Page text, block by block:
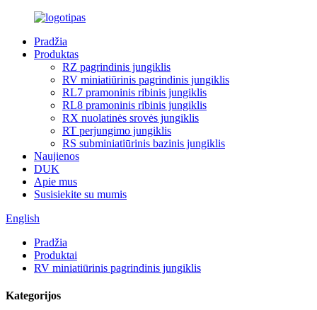
Pradžia
Produktas
RZ pagrindinis jungiklis
RV miniatiūrinis pagrindinis jungiklis
RL7 pramoninis ribinis jungiklis
RL8 pramoninis ribinis jungiklis
RX nuolatinės srovės jungiklis
RT perjungimo jungiklis
RS subminiatiūrinis bazinis jungiklis
Naujienos
DUK
Apie mus
Susisiekite su mumis
English
Pradžia
Produktai
RV miniatiūrinis pagrindinis jungiklis
Kategorijos